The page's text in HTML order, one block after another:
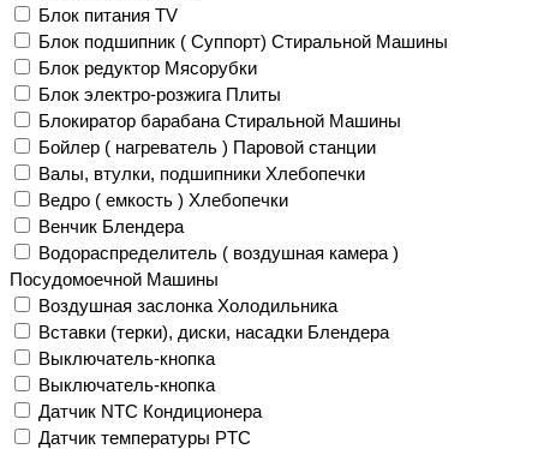
Блок питания TV
Блок подшипник ( Суппорт) Стиральной Машины
Блок редуктор Мясорубки
Блок электро-розжига Плиты
Блокиратор барабана Стиральной Машины
Бойлер ( нагреватель ) Паровой станции
Валы, втулки, подшипники Хлебопечки
Ведро ( емкость ) Хлебопечки
Венчик Блендера
Водораспределитель ( воздушная камера )
Посудомоечной Машины
Воздушная заслонка Холодильника
Вставки (терки), диски, насадки Блендера
Выключатель-кнопка
Выключатель-кнопка
Датчик NTC Кондиционера
Датчик температуры PTC